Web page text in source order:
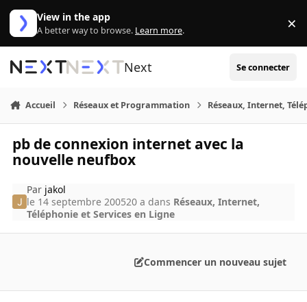
Aller au contenu
View in the app
A better way to browse. Learn more. ×
Next Se connecter
Accueil Réseaux et Programmation Réseaux, Internet,
pb de connexion internet avec la
nouvelle neufbox
Par jakol
le 14 septembre 200520 a dans Réseaux, Internet,
Téléphonie et Services en Ligne
Commencer un nouveau sujet